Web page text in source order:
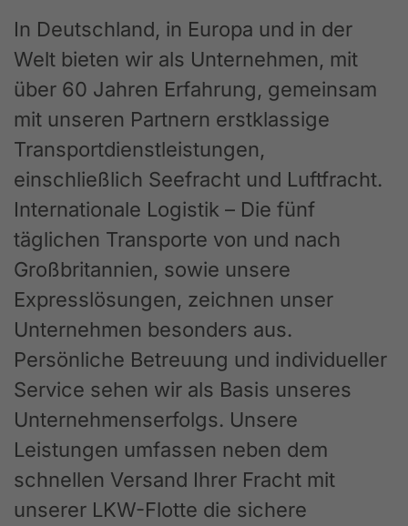
In Deutschland, in Europa und in der
Welt bieten wir als Unternehmen, mit
über 60 Jahren Erfahrung, gemeinsam
mit unseren Partnern erstklassige
Transportdienstleistungen,
einschließlich Seefracht und Luftfracht.
Internationale Logistik – Die fünf
täglichen Transporte von und nach
Großbritannien, sowie unsere
Expresslösungen, zeichnen unser
Unternehmen besonders aus.
Persönliche Betreuung und individueller
Service sehen wir als Basis unseres
Unternehmenserfolgs. Unsere
Leistungen umfassen neben dem
schnellen Versand Ihrer Fracht mit
unserer LKW-Flotte die sichere